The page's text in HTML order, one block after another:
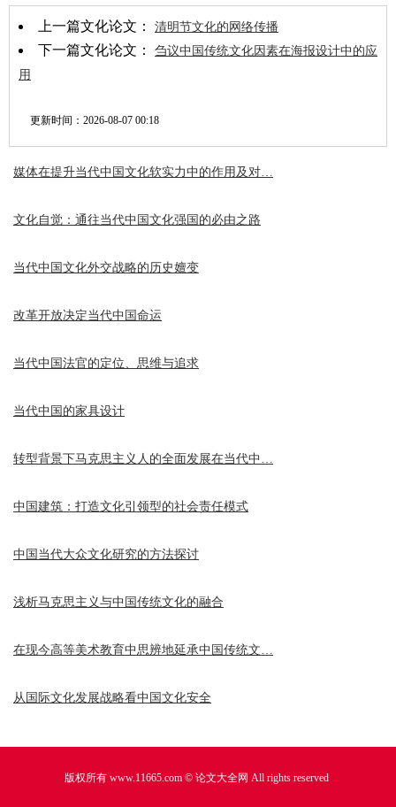
上一篇文化论文： 清明节文化的网络传播
下一篇文化论文： 刍议中国传统文化因素在海报设计中的应
用
更新时间： 2026-08-07 00:18
媒体在提升当代中国文化软实力中的作用及对…
文化自觉：通往当代中国文化强国的必由之路
当代中国文化外交战略的历史嬗变
改革开放决定当代中国命运
当代中国法官的定位、思维与追求
当代中国的家具设计
转型背景下马克思主义人的全面发展在当代中…
中国建筑：打造文化引领型的社会责任模式
中国当代大众文化研究的方法探讨
浅析马克思主义与中国传统文化的融合
在现今高等美术教育中思辨地延承中国传统文…
从国际文化发展战略看中国文化安全
版权所有 www.11665.com © 论文大全网 All rights reserved